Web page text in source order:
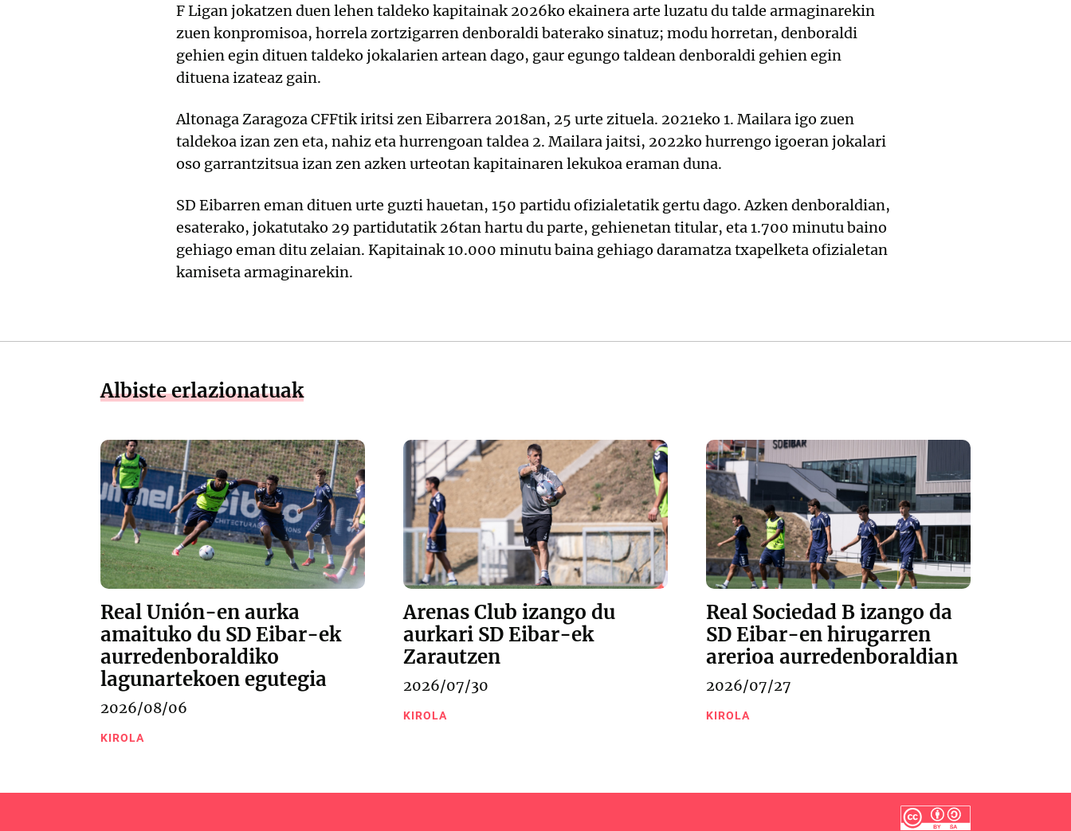
F Ligan jokatzen duen lehen taldeko kapitainak 2026ko ekainera arte luzatu du talde armaginarekin
zuen konpromisoa, horrela zortzigarren denboraldi baterako sinatuz; modu horretan, denboraldi
gehien egin dituen taldeko jokalarien artean dago, gaur egungo taldean denboraldi gehien egin
dituena izateaz gain.
Altonaga Zaragoza CFFtik iritsi zen Eibarrera 2018an, 25 urte zituela. 2021eko 1. Mailara igo zuen
taldekoa izan zen eta, nahiz eta hurrengoan taldea 2. Mailara jaitsi, 2022ko hurrengo igoeran jokalari
oso garrantzitsua izan zen azken urteotan kapitainaren lekukoa eraman duna.
SD Eibarren eman dituen urte guzti hauetan, 150 partidu ofizialetatik gertu dago. Azken denboraldian,
esaterako, jokatutako 29 partidutatik 26tan hartu du parte, gehienetan titular, eta 1.700 minutu baino
gehiago eman ditu zelaian. Kapitainak 10.000 minutu baina gehiago daramatza txapelketa ofizialetan
kamiseta armaginarekin.
Albiste erlazionatuak
Real Unión-en aurka
amaituko du SD Eibar-ek
aurredenboraldiko
lagunartekoen egutegia
2026/08/06
KIROLA
Arenas Club izango du
aurkari SD Eibar-ek
Zarautzen
2026/07/30
KIROLA
Real Sociedad B izango da
SD Eibar-en hirugarren
arerioa aurredenboraldian
2026/07/27
KIROLA